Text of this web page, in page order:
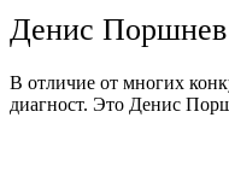
Денис Поршнев
В отличие от многих
диагност. Это Денис